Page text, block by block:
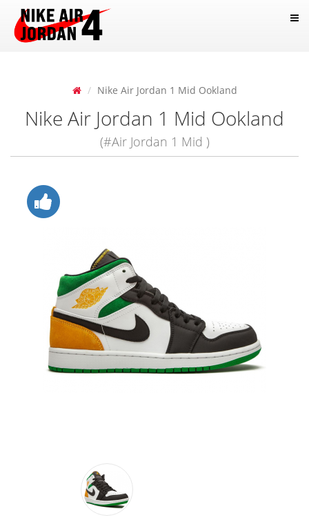
Nike Air Jordan 1 Mid Ookland
Nike Air Jordan 1 Mid Ookland
(#Air Jordan 1 Mid )